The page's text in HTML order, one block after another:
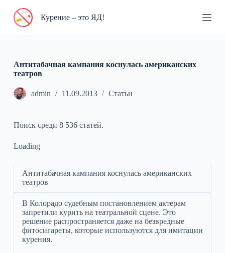
П
к
у
Курение – это ЯД!
Антитабачная кампания коснулась американских
театров
admin 11.09.2013 Статьи
Поиск среди 8 536 статей.
Loading
Антитабачная кампания коснулась американских
театров
В Колорадо судебным постановлением актерам
запретили курить на театральной сцене. Это
решение распространяется даже на безвредные
фитосигареты, которые используются для имитации
курения.